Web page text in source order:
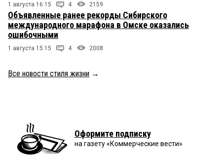
1 августа 16:15 4 2159
Объявленные ранее рекорды Сибирского
международного марафона в Омске оказались
ошибочными
1 августа 15:15 4 2008
Все новости стиля жизни →
Оформите подписку
на газету «Коммерческие вести»